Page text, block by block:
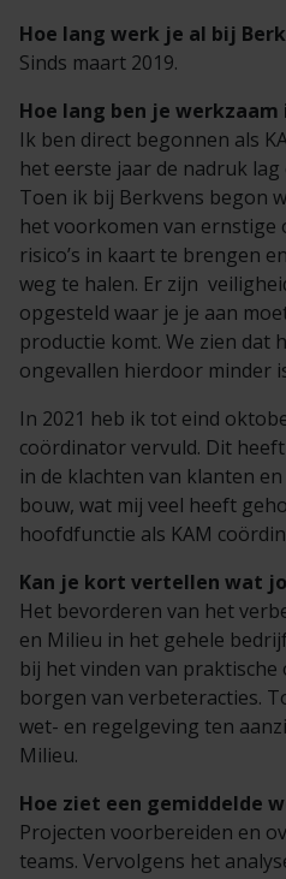
Hoe lang werk je al bij
Sinds maart 2019.
Hoe lang ben je
Ik ben direct begonnen als
het eerste jaar de nadruk
Toen ik bij Berkvens begon
het voorkomen van ernstige
risico’s in kaart te brengen
weg te halen. Er zijn
opgesteld waar je je aan
productie komt. We zien dat
ongevallen hierdoor minder
In 2021 heb ik tot eind
coördinator vervuld. Dit
in de klachten van klanten
bouw, wat mij veel heeft
hoofdfunctie als KAM
Kan je kort vertellen wat
Het bevorderen van het
en Milieu in het gehele
bij het vinden van
borgen van verbeteracties.
wet- en regelgeving ten
Milieu.
Hoe ziet een gemiddelde
Projecten voorbereiden en
teams. Vervolgens het